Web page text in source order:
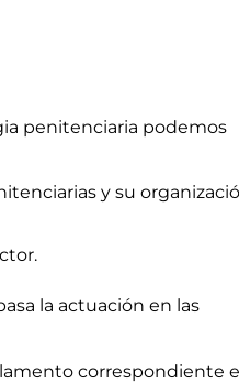
penitenciaria podemos
y su
la actuación en las
correspondiente